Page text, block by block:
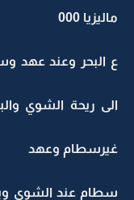
ماليزيا 000
ع البحر وعند عهد
الى ريحة الشوي
غيرسطام وعهد
سطام عند الشوي